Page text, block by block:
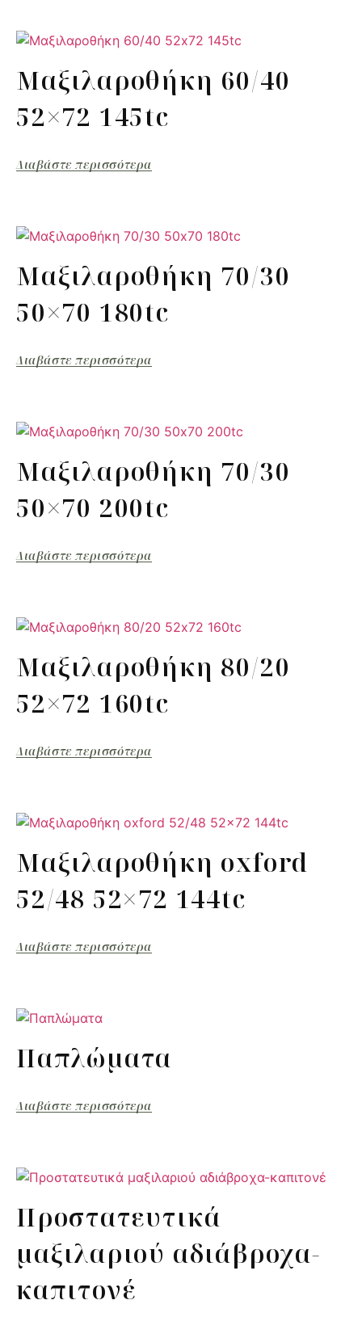
Μαξιλαροθήκη 60/40
52×72 145tc
Διαβάστε περισσότερα
Μαξιλαροθήκη 70/30
50×70 180tc
Διαβάστε περισσότερα
Μαξιλαροθήκη 70/30
50×70 200tc
Διαβάστε περισσότερα
Μαξιλαροθήκη 80/20
52×72 160tc
Διαβάστε περισσότερα
Μαξιλαροθήκη oxford
52/48 52×72 144tc
Διαβάστε περισσότερα
Παπλώματα
Διαβάστε περισσότερα
Προστατευτικά
μαξιλαριού αδιάβροχα-
καπιτονέ